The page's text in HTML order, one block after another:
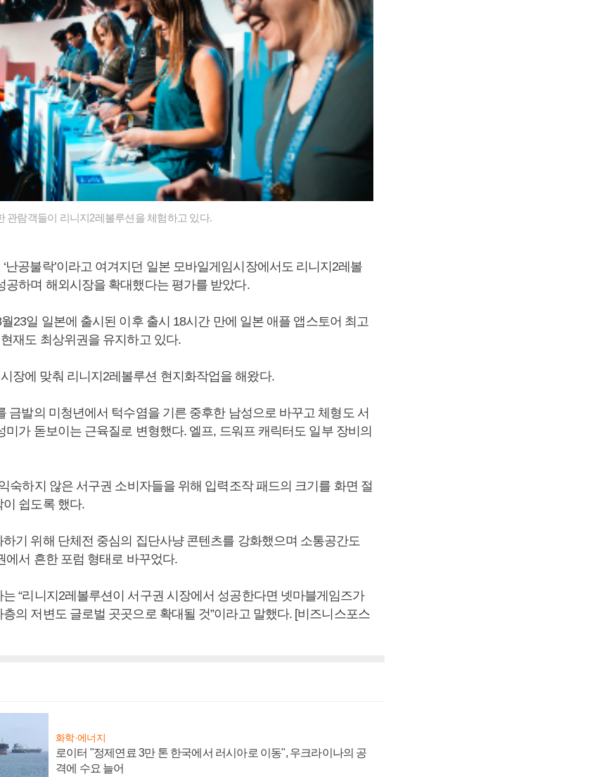
관람객들이 리니지2레볼루션을 체험하고 있다.
난공불락’이라고 여겨지던 일본 모바일게임시장에서도 리니지2레볼
공하며 해외시장을 확대했다는 평가를 받았다.
23일 일본에 출시된 이후 출시 18시간 만에 일본 애플 앱스토어 최고
재도 최상위권을 유지하고 있다.
장에 맞춰 리니지2레볼루션 현지화작업을 해왔다.
금발의 미청년에서 턱수염을 기른 중후한 남성으로 바꾸고 체형도 서
미가 돋보이는 근육질로 변형했다. 엘프, 드워프 캐릭터도 일부 장비의
숙하지 않은 서구권 소비자들을 위해 입력조작 패드의 크기를 화면 절
쉽도록 했다.
기 위해 단체전 중심의 집단사냥 콘텐츠를 강화했으며 소통공간도
에서 흔한 포럼 형태로 바꾸었다.
“리니지2레볼루션이 서구권 시장에서 성공한다면 넷마블게임즈가
의 저변도 글로벌 곳곳으로 확대될 것”이라고 말했다. [비즈니스포스
화학·에너지
로이터 "정제연료 3만 톤 한국에서 러시아로 이동", 우크라이나의 공
격에 수요 늘어